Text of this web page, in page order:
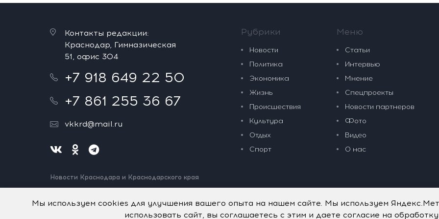
Контакты редакции:
Краснодар, Гимназическая
51, офис 304
+7 918 649 22 50
+7 861 255 36 67
vkkrd@mail.ru
Новости Краснодара и Краснодарского края
Нашли ошибку? Выделите и нажмите Ctrl+Enter.
Рубрики
Новости
Политика
Экономика
Жизнь
Происшествия
Культура
Отдых
Спорт
Меню
Статьи
Интервью
Мнение
Спецпроекты
Новости партнеров
Фото
Видео
О нас
Мы используем cookies для улучшения вашего опыта на нашем сайте. Мы используем
использовать сайт, вы соглашаетесь с этим и даете согласие на